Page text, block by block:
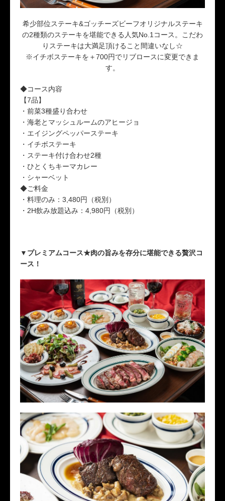
希少部位ステーキ&ゴッチーズビーフオリジナルステーキ
の2種類のステーキを堪能できる人気No.1コース。こだわ
りステーキは大満足頂けること間違いなし☆
※イチボステーキを＋700円でリブロースに変更できま
す。
◆コース内容
【7品】
・前菜3種盛り合わせ
・海老とマッシュルームのアヒージョ
・エイジングペッパーステーキ
・イチボステーキ
・ステーキ付け合わせ2種
・ひとくちキーマカレー
・シャーベット
◆ご料金
・料理のみ：3,480円（税別）
・2H飲み放題込み：4,980円（税別）
▼プレミアムコース★肉の旨みを存分に堪能できる贅沢コ
ース！